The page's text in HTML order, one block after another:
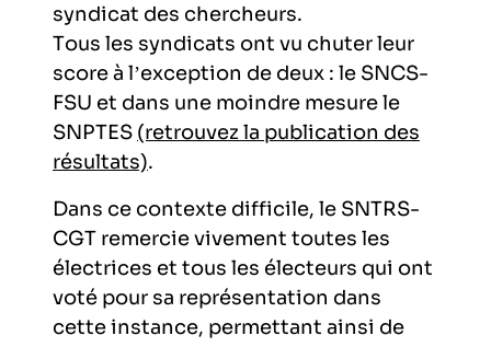
syndicat des chercheurs.
Tous les syndicats ont vu chuter leur
score à l’exception de deux : le SNCS-
FSU et dans une moindre mesure le
SNPTES (retrouvez la publication des
résultats).
Dans ce contexte difficile, le SNTRS-
CGT remercie vivement toutes les
électrices et tous les électeurs qui ont
voté pour sa représentation dans
cette instance, permettant ainsi de